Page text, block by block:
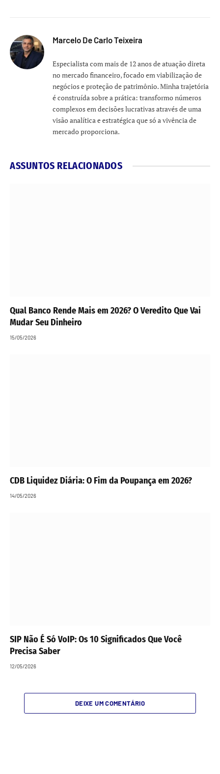
Marcelo De Carlo Teixeira
Especialista com mais de 12 anos de atuação direta
no mercado financeiro, focado em viabilização de
negócios e proteção de patrimônio. Minha trajetória
é construída sobre a prática: transformo números
complexos em decisões lucrativas através de uma
visão analítica e estratégica que só a vivência de
mercado proporciona.
ASSUNTOS RELACIONADOS
Qual Banco Rende Mais em 2026? O Veredito Que Vai
Mudar Seu Dinheiro
15/05/2026
CDB Liquidez Diária: O Fim da Poupança em 2026?
14/05/2026
SIP Não É Só VoIP: Os 10 Significados Que Você
Precisa Saber
12/05/2026
DEIXE UM COMENTÁRIO